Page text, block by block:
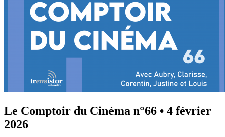
Le Comptoir du Cinéma n°66 • 4 février
2026